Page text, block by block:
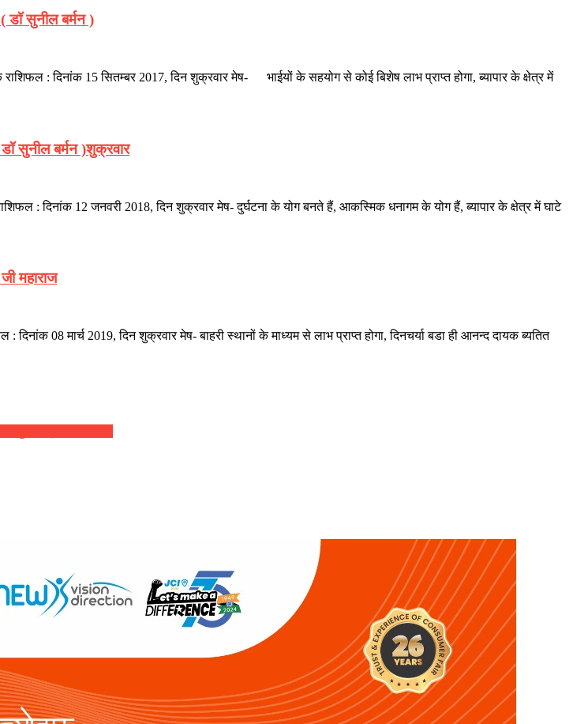
डॉ सुनील बर्मन )
: दिनांक 15 सितम्बर 2017, दिन शुक्रवार मेष- भाईयों के सहयोग से कोई बिशेष लाभ प्राप्त होगा, ब्यापार के क्षेत्र में
सुनील बर्मन )शुक्रवार
: दिनांक 12 जनवरी 2018, दिन शुक्रवार मेष- दुर्घटना के योग बनते हैं, आकस्मिक धनागम के योग हैं, ब्यापार के क्षेत्र में घाटे
महाराज
दिनांक 08 मार्च 2019, दिन शुक्रवार मेष- बाहरी स्थानों के माध्यम से लाभ प्राप्त होगा, दिनचर्या बडा ही आनन्द दायक ब्यतित